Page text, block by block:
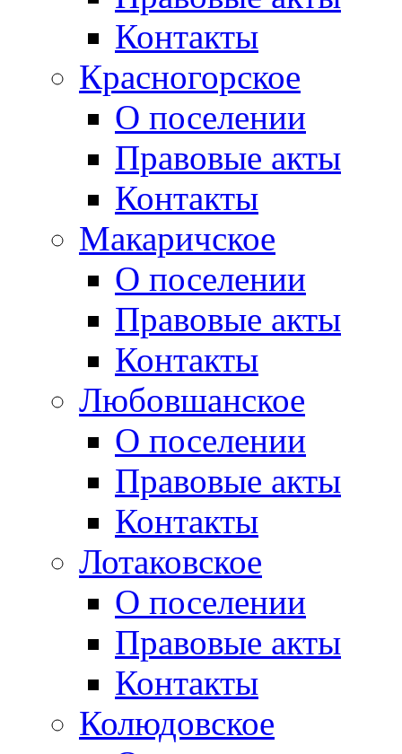
Контакты
Красногорское
О поселении
Правовые акты
Контакты
Макаричское
О поселении
Правовые акты
Контакты
Любовшанское
О поселении
Правовые акты
Контакты
Лотаковское
О поселении
Правовые акты
Контакты
Колюдовское